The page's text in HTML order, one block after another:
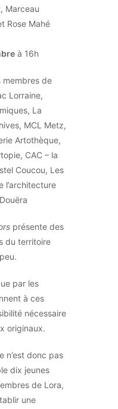
Marceau
Rose Mahé
à 16h
membres de
Lorraine,
La
MCL Metz,
Artothèque,
CAC – la
Coucou, Les
l’architecture
présente des
du territoire
par les
à ces
nécessaire
originaux.
n’est donc pas
dix jeunes
de Lora,
une